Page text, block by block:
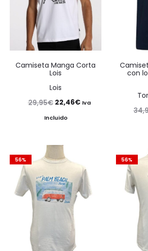
Camiseta Manga Corta
Lois
Lois
29,95€ El
precio
era:
29,95€.
22,46€ElIva
Incluido
con
56% 56%